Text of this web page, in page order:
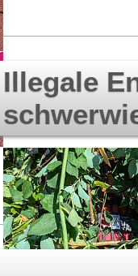
Illegale